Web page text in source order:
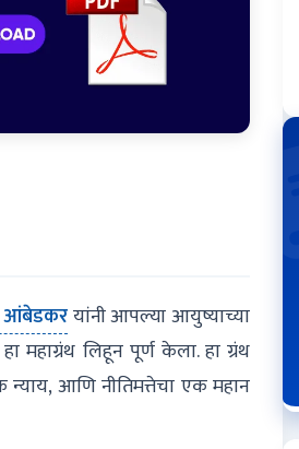
आंबेडकरयांनी आपल्या आयुष्याच्या
महाग्रंथ लिहून पूर्ण केला. हा ग्रंथ
आणि नीतिमत्तेचा एक महान